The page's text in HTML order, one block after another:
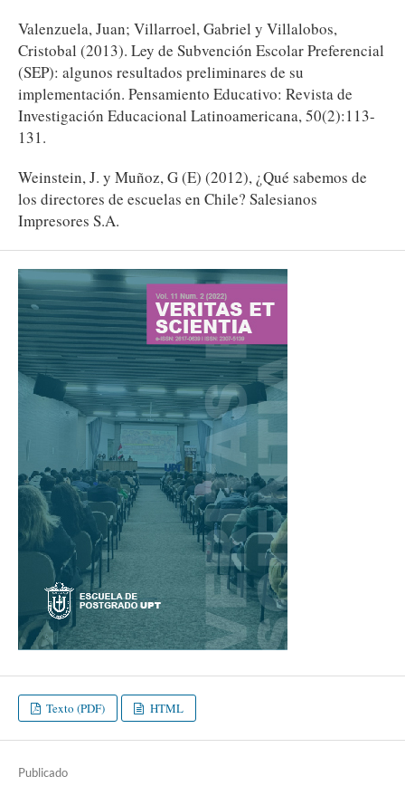
Valenzuela, Juan; Villarroel, Gabriel y Villalobos,
Cristobal (2013). Ley de Subvención Escolar Preferencial
(SEP): algunos resultados preliminares de su
implementación. Pensamiento Educativo: Revista de
Investigación Educacional Latinoamericana, 50(2):113-
131.
Weinstein, J. y Muñoz, G (E) (2012), ¿Qué sabemos de
los directores de escuelas en Chile? Salesianos
Impresores S.A.
Texto (PDF) HTML
Publicado